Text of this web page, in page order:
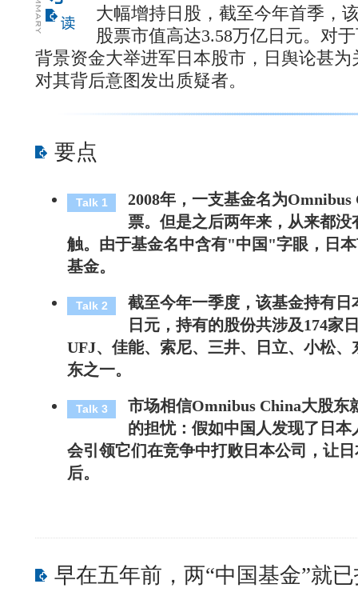
大幅增持日股，截至今年首季，
股票市值高达3.58万亿日元。对
背景资金大举进军日本股市，日舆论甚
对其背后意图发出质疑者。
要点
Talk 1
2008年，一支基金名为
票。但是之后两年来，从来都
触。由于基金名中含有"中国"字眼，日
基金。
Talk 2
截至今年一季度，该基金持有日
日元，持有的股份共涉及174家
UFJ、佳能、索尼、三井、日立、小松
东之一。
Talk 3
市场相信Omnibus China大股东
的担忧：假如中国人发现了日
会引领它们在竞争中打败日本公司，让
后。
早在五年前，两“中国基金”就